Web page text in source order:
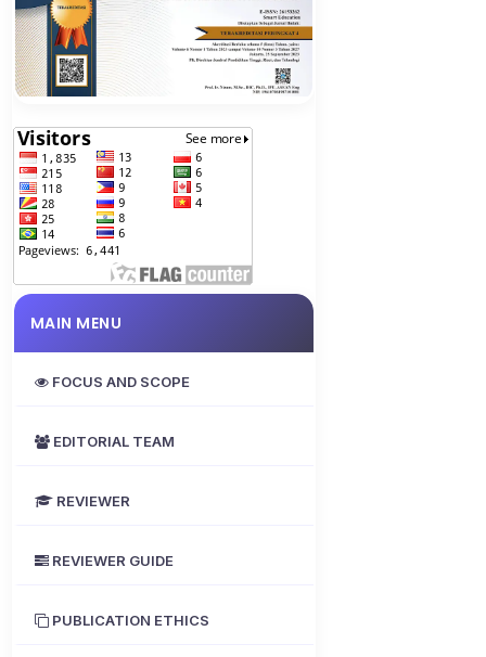
MAIN MENU
FOCUS AND SCOPE
EDITORIAL TEAM
REVIEWER
REVIEWER GUIDE
PUBLICATION ETHICS